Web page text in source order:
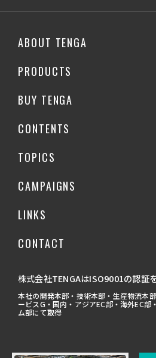
ABOUT TENGA
PRODUCTS
BUY TENGA
CONTENTS
TOPICS
CAMPAIGNS
LINKS
CONTACT
株式会社TENGAはISO9001の認証
本社の開発本部・技術本部・生産物流本
ービスG・国内・アジアEC部・海外EC
ム部にて取得